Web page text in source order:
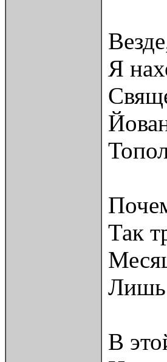
Я
Так
Лишь
В